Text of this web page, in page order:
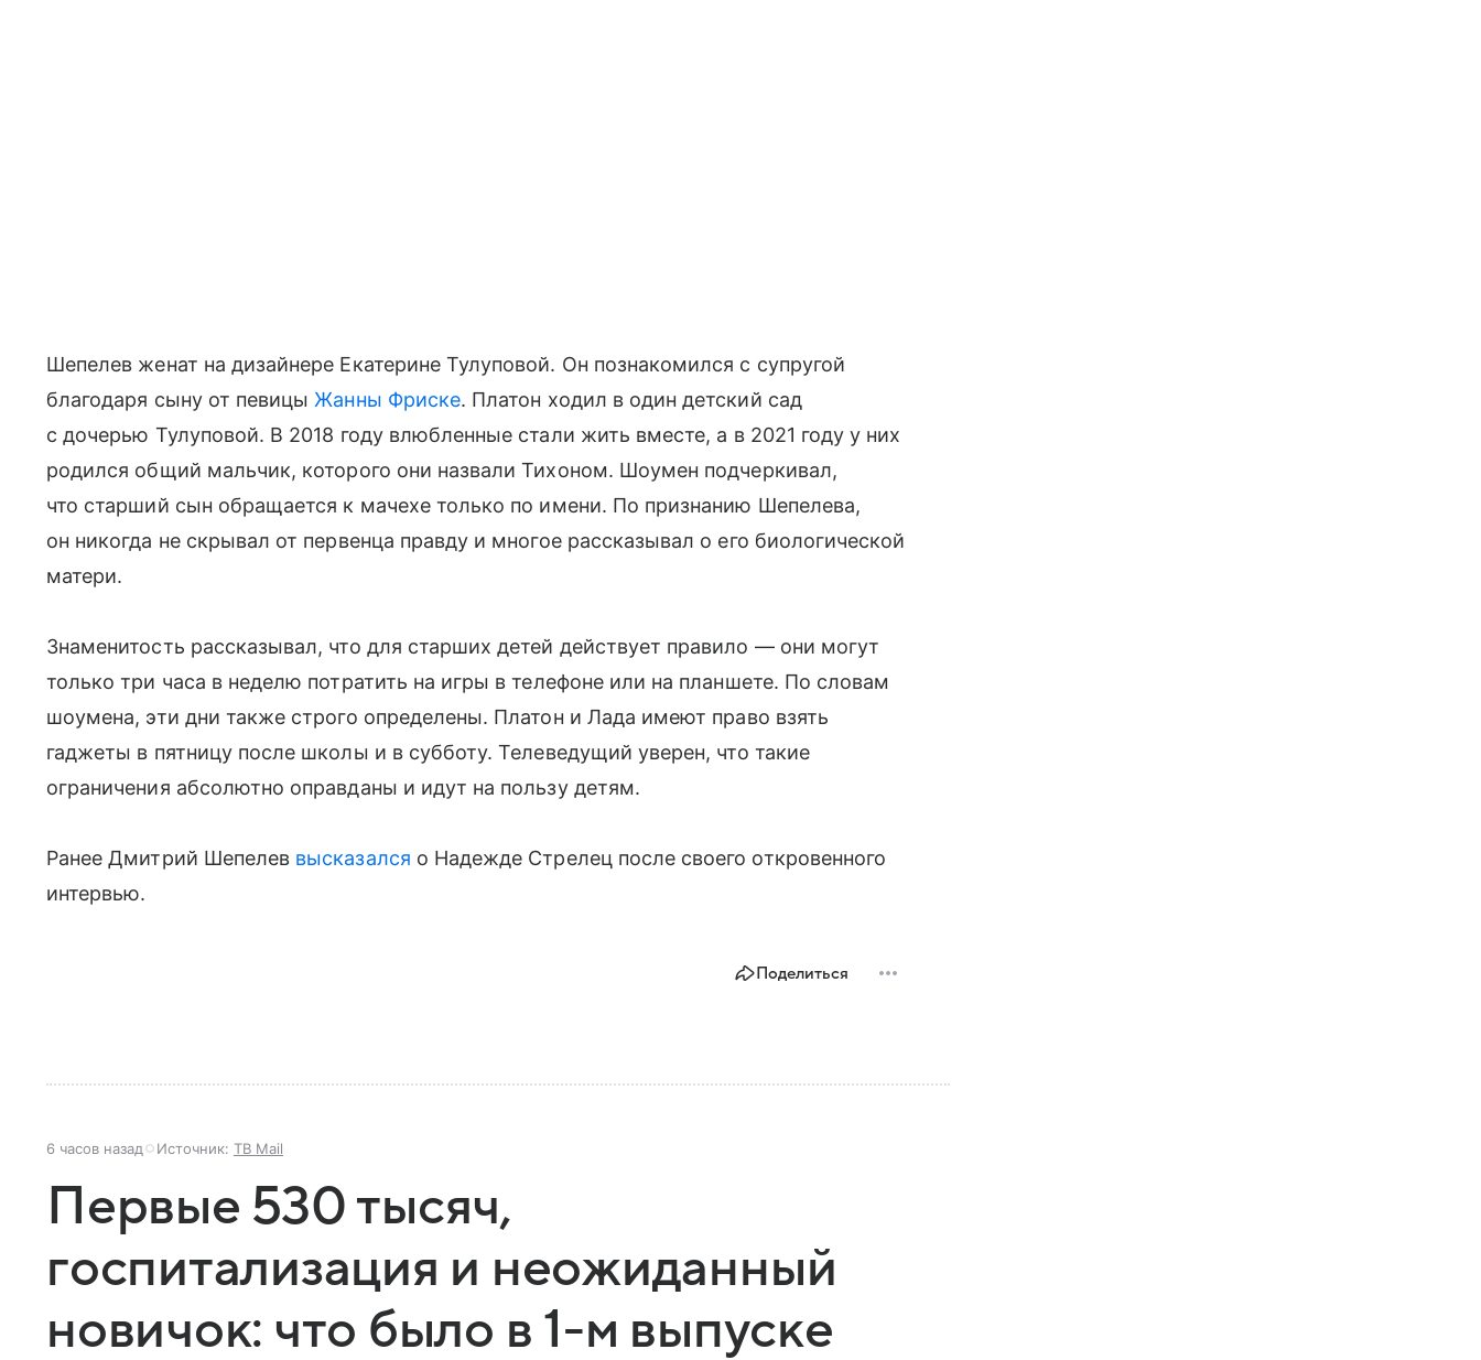
Шепелев женат на дизайнере Екатерине Тулуповой. Он познакомился с супругой
благодаря сыну от певицы Жанны Фриске. Платон ходил в один детский сад
с дочерью Тулуповой. В 2018 году влюбленные стали жить вместе, а в 2021 году у них
родился общий мальчик, которого они назвали Тихоном. Шоумен подчеркивал,
что старший сын обращается к мачехе только по имени. По признанию Шепелева,
он никогда не скрывал от первенца правду и многое рассказывал о его биологической
матери.
Знаменитость рассказывал, что для старших детей действует правило — они могут
только три часа в неделю потратить на игры в телефоне или на планшете. По словам
шоумена, эти дни также строго определены. Платон и Лада имеют право взять
гаджеты в пятницу после школы и в субботу. Телеведущий уверен, что такие
ограничения абсолютно оправданы и идут на пользу детям.
Ранее Дмитрий Шепелев высказался о Надежде Стрелец после своего откровенного
интервью.
Поделиться
6 часов назад Источник: ТВ Mail
Первые 530 тысяч,
госпитализация и неожиданный
новичок: что было в 1-м выпуске